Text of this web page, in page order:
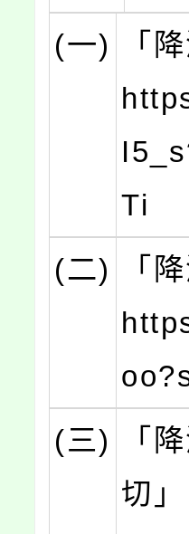
(一)
「
Ti
(二)
「
(三)
「
切